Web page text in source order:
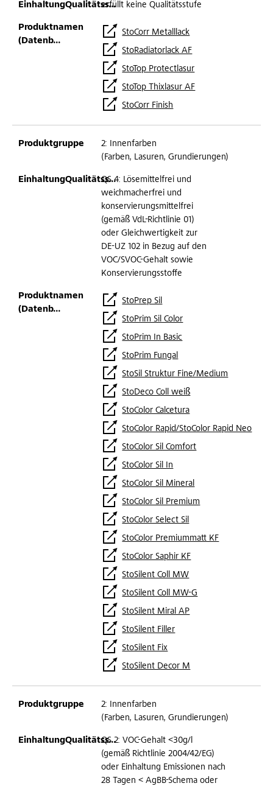
erfüllt keine Qualitätsstufe
StoCorr Metalllack
StoRadiatorlack AF
StoTop Protectlasur
StoTop Thixlasur AF
StoCorr Finish
2: Innenfarben
(Farben, Lasuren, Grundierungen)
QS 4: Lösemittelfrei und
weichmacherfrei und
konservierungsmittelfrei
(gemäß VdL-Richtlinie 01)
oder Gleichwertigkeit zur
DE-UZ 102 in Bezug auf den
VOC/SVOC-Gehalt sowie
Konservierungsstoffe
StoPrep Sil
StoPrim Sil Color
StoPrim In Basic
StoPrim Fungal
StoSil Struktur Fine/Medium
StoDeco Coll weiß
StoColor Calcetura
StoColor Rapid/StoColor Rapid Neo
StoColor Sil Comfort
StoColor Sil In
StoColor Sil Mineral
StoColor Sil Premium
StoColor Select Sil
StoColor Premiummatt KF
StoColor Saphir KF
StoSilent Coll MW
StoSilent Coll MW-G
StoSilent Miral AP
StoSilent Filler
StoSilent Fix
StoSilent Decor M
2: Innenfarben
(Farben, Lasuren, Grundierungen)
QS 2: VOC-Gehalt <30g/l
(gemäß Richtlinie 2004/42/EG)
oder Einhaltung Emissionen nach
28 Tagen < AgBB-Schema oder